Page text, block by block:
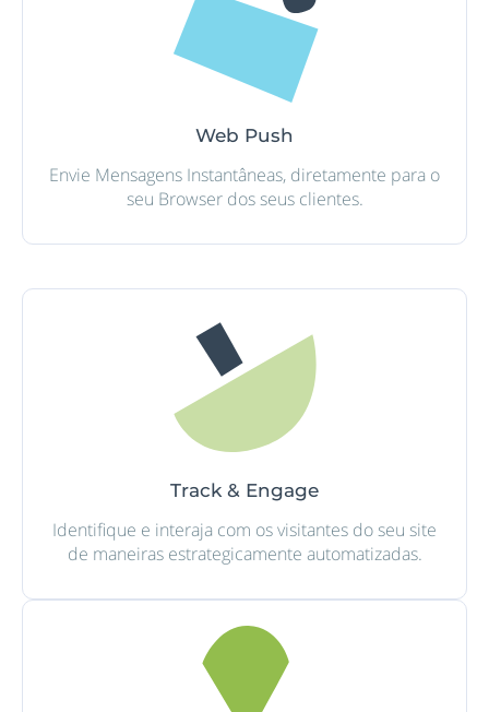
Web Push
Envie Mensagens Instantâneas, diretamente para o
seu Browser dos seus clientes.
Track & Engage
Identifique e interaja com os visitantes do seu site
de maneiras estrategicamente automatizadas.